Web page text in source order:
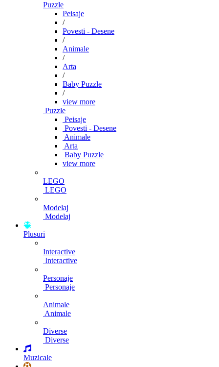
Puzzle
Peisaje
/
Povesti - Desene
/
Animale
/
Arta
/
Baby Puzzle
/
view more
Puzzle
Peisaje
Povesti - Desene
Animale
Arta
Baby Puzzle
view more
LEGO
LEGO
Modelaj
Modelaj
Plusuri
Interactive
Interactive
Personaje
Personaje
Animale
Animale
Diverse
Diverse
Muzicale